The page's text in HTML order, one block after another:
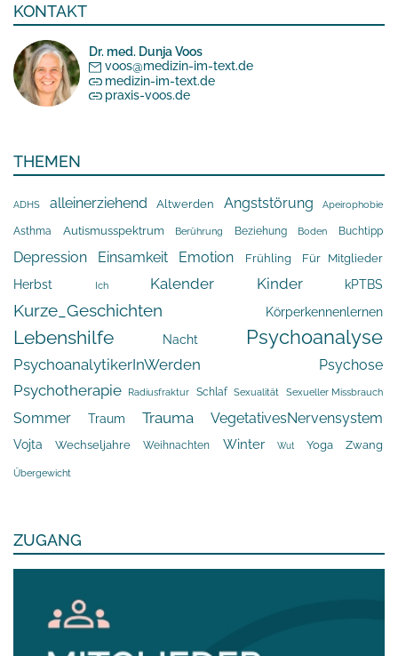
KONTAKT
Dr. med. Dunja Voos
voos@medizin-im-text.de
medizin-im-text.de
praxis-voos.de
THEMEN
ADHS alleinerziehend Altwerden Angststörung Apeirophobie
Asthma Autismusspektrum Berührung Beziehung Boden Buchtipp
Depression Einsamkeit Emotion Frühling Für Mitglieder
Herbst Ich Kalender Kinder kPTBS
Kurze_Geschichten Körperkennenlernen
Lebenshilfe Nacht Psychoanalyse
PsychoanalytikerInWerden Psychose
Psychotherapie Radiusfraktur Schlaf Sexualität Sexueller Missbrauch
Sommer Traum Trauma VegetativesNervensystem
Vojta Wechseljahre Weihnachten Winter Wut Yoga Zwang
Übergewicht
ZUGANG